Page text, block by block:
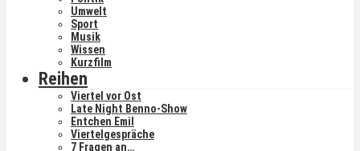
Umwelt
Sport
Musik
Wissen
Kurzfilm
Reihen
Viertel vor Ost
Late Night Benno-Show
Entchen Emil
Viertelgespräche
7 Fragen an…